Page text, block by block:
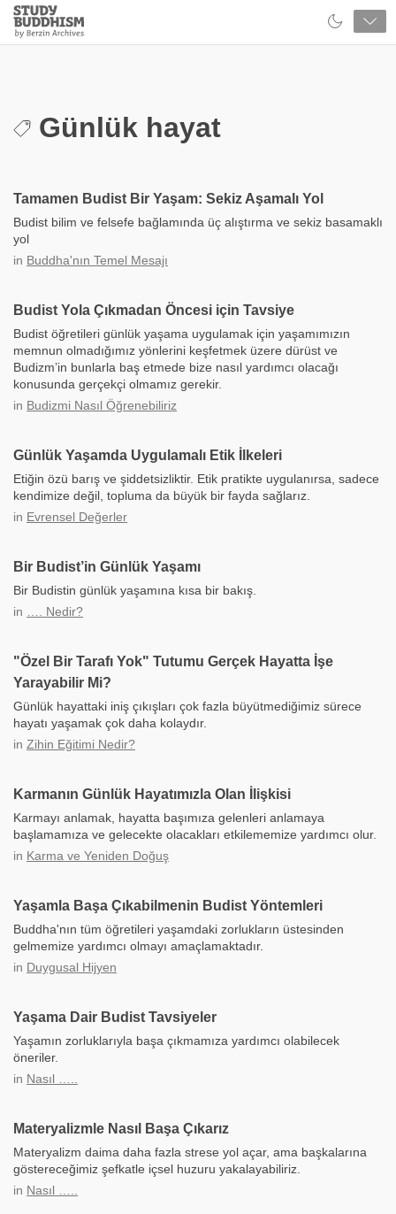
Close
Study
Buddhism
Günlük hayat
Tamamen Budist Bir Yaşam: Sekiz Aşamalı Yol
Budist bilim ve felsefe bağlamında üç alıştırma ve sekiz basamaklı
yol
in Buddha'nın Temel Mesajı
Budist Yola Çıkmadan Öncesi için Tavsiye
Budist öğretileri günlük yaşama uygulamak için yaşamımızın
memnun olmadığımız yönlerini keşfetmek üzere dürüst ve
Budizm’in bunlarla baş etmede bize nasıl yardımcı olacağı
konusunda gerçekçi olmamız gerekir.
in Budizmi Nasıl Öğrenebiliriz
Günlük Yaşamda Uygulamalı Etik İlkeleri
Etiğin özü barış ve şiddetsizliktir. Etik pratikte uygulanırsa, sadece
kendimize değil, topluma da büyük bir fayda sağlarız.
in Evrensel Değerler
Bir Budist’in Günlük Yaşamı
Bir Budistin günlük yaşamına kısa bir bakış.
in
…. Nedir?
"Özel Bir Tarafı Yok" Tutumu Gerçek Hayatta İşe
Yarayabilir Mi?
Günlük hayattaki iniş çıkışları çok fazla büyütmediğimiz sürece
hayatı yaşamak çok daha kolaydır.
in Zihin Eğitimi Nedir?
Karmanın Günlük Hayatımızla Olan İlişkisi
Karmayı anlamak, hayatta başımıza gelenleri anlamaya
başlamamıza ve gelecekte olacakları etkilememize yardımcı olur.
in Karma ve Yeniden Doğuş
Yaşamla Başa Çıkabilmenin Budist Yöntemleri
Buddha'nın tüm öğretileri yaşamdaki zorlukların üstesinden
gelmemize yardımcı olmayı amaçlamaktadır.
in Duygusal Hijyen
Yaşama Dair Budist Tavsiyeler
Yaşamın zorluklarıyla başa çıkmamıza yardımcı olabilecek
öneriler.
in Nasıl …..
Materyalizmle Nasıl Başa Çıkarız
Materyalizm daima daha fazla strese yol açar, ama başkalarına
göstereceğimiz şefkatle içsel huzuru yakalayabiliriz.
in Nasıl …..